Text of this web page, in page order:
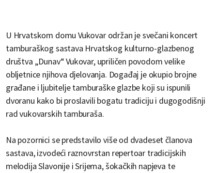
U Hrvatskom domu Vukovar održan je svečani koncert
tamburaškog sastava Hrvatskog kulturno-glazbenog
društva „Dunav“ Vukovar, upriličen povodom velike
obljetnice njihova djelovanja. Događaj je okupio brojne
građane i ljubitelje tamburaške glazbe koji su ispunili
dvoranu kako bi proslavili bogatu tradiciju i dugogodišnji
rad vukovarskih tamburaša.
Na pozornici se predstavilo više od dvadeset članova
sastava, izvodeći raznovrstan repertoar tradicijskih
melodija Slavonije i Srijema, šokačkih napjeva te